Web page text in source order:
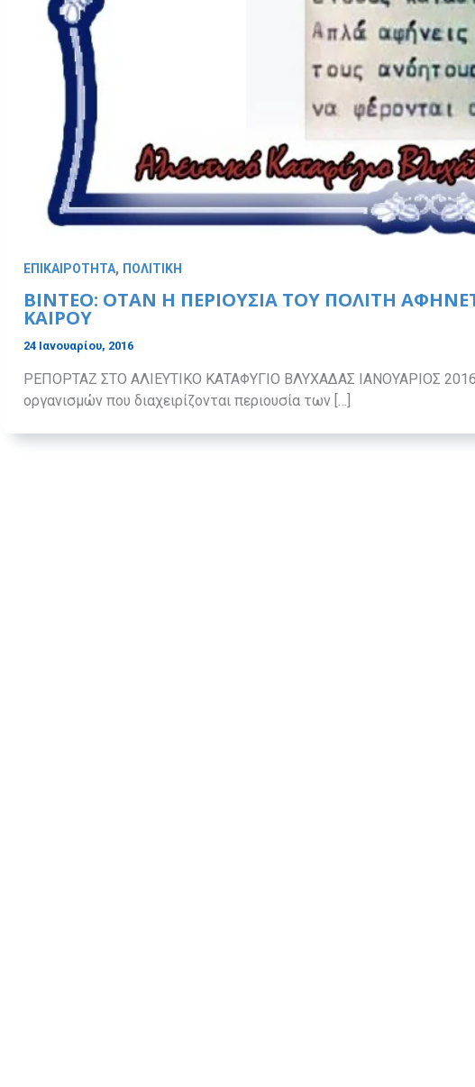
ΕΠΙΚΑΙΡΟΤΗΤΑ, ΠΟΛΙΤΙΚΗ
ΒΙΝΤΕΟ: ΟΤΑΝ Η ΠΕΡΙΟΥΣΙΑ ΤΟΥ ΠΟΛΙΤΗ
ΚΑΙΡΟΥ
24 Ιανουαρίου, 2016
ΡΕΠΟΡΤΑΖ ΣΤΟ ΑΛΙΕΥΤΙΚΟ ΚΑΤΑΦΥΓΙΟ ΒΛΥΧΑΔΑΣ ΙΑΝΟΥΑΡΙΟΣ
οργανισμών που διαχειρίζονται περιουσία των […]